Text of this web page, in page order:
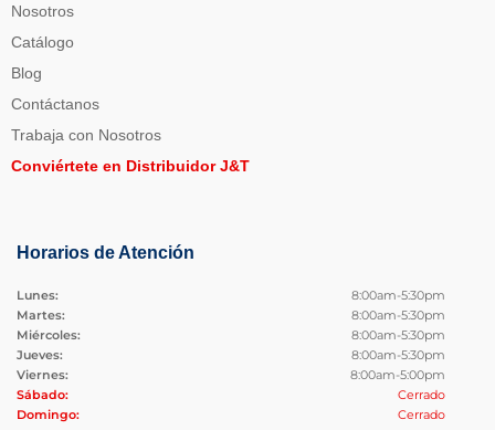
Nosotros
Catálogo
Blog
Contáctanos
Trabaja con Nosotros
Conviértete en Distribuidor J&T
Horarios de Atención
Lunes:
8:00am-5:30pm
Martes:
8:00am-5:30pm
Miércoles:
8:00am-5:30pm
Jueves:
8:00am-5:30pm
Viernes:
8:00am-5:00pm
Sábado:
Cerrado
Domingo:
Cerrado